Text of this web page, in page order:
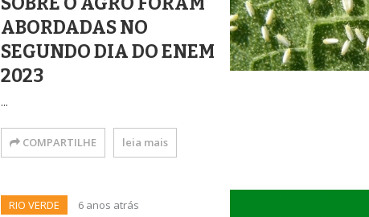
ABORDADAS NO
SEGUNDO DIA DO ENEM
2023
...
COMPARTILHE leia mais
RIO VERDE 6 anos atrás